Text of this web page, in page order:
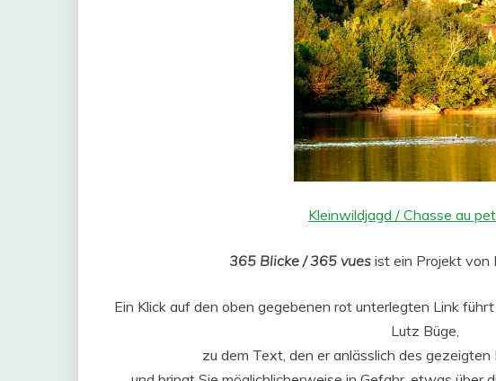
Kleinwildjagd / Chasse au
365 Blicke / 365 vuesist ein Projekt von
Ein Klick auf den oben gegebenen rot unterlegten Link
Lutz Büge,
zu dem Text, den er anlässlich des